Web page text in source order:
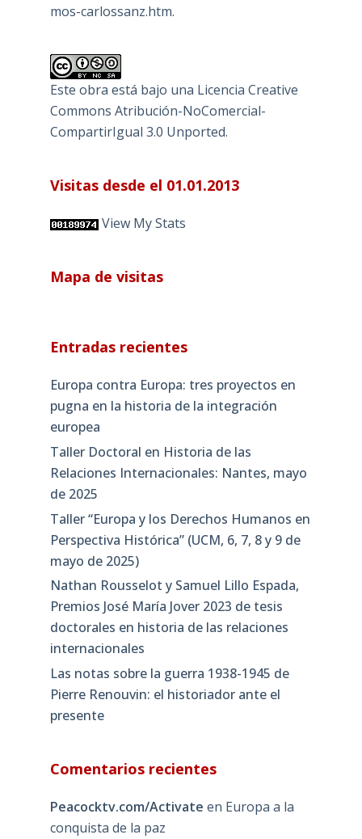
mos-carlossanz.htm.
Este obra está bajo una Licencia Creative
Commons Atribución-NoComercial-
CompartirIgual 3.0 Unported.
Visitas desde el 01.01.2013
View My Stats
Mapa de visitas
Entradas recientes
Europa contra Europa: tres proyectos en
pugna en la historia de la integración
europea
Taller Doctoral en Historia de las
Relaciones Internacionales: Nantes, mayo
de 2025
Taller “Europa y los Derechos Humanos en
Perspectiva Histórica” (UCM, 6, 7, 8 y 9 de
mayo de 2025)
Nathan Rousselot y Samuel Lillo Espada,
Premios José María Jover 2023 de tesis
doctorales en historia de las relaciones
internacionales
Las notas sobre la guerra 1938-1945 de
Pierre Renouvin: el historiador ante el
presente
Comentarios recientes
Peacocktv.com/Activate en Europa a la
conquista de la paz